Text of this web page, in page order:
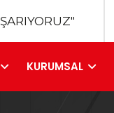
KURUMSAL